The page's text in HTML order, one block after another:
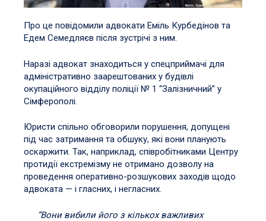
Про це повідомили адвокати Еміль Курбедінов та
Едем Семедляєв після зустрічі з ним.
Наразі адвокат знаходиться у спецприймачі для
адміністративно заарештованих у будівлі
окупаційного відділу поліції № 1 “Залізничний” у
Сімферополі.
Юристи спільно обговорили порушення, допущені
під час затримання та обшуку, які вони планують
оскаржити. Так, наприклад, співробітниками Центру
протидії екстремізму не отримано дозволу на
проведення оперативно-розшукових заходів щодо
адвоката — і гласних, і негласних.
“Вони вибили його з кількох важливих